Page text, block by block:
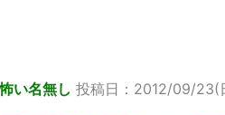
い名無し 投稿日：2012/09/23(